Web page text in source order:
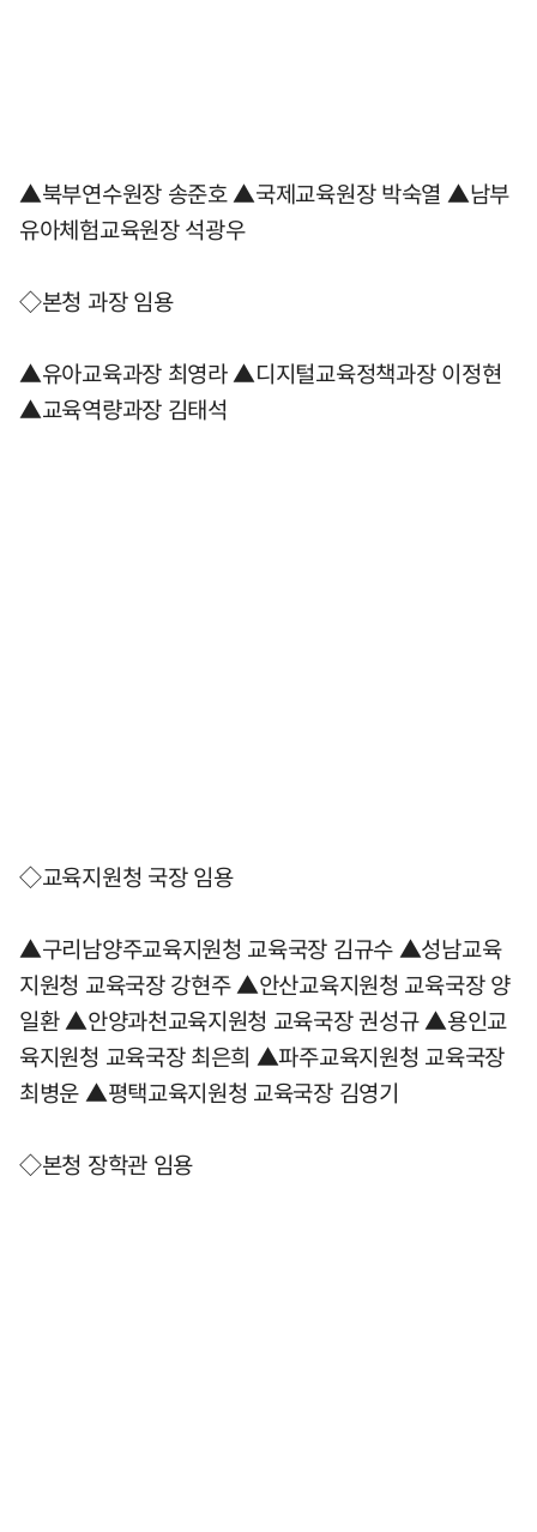
▲북부연수원장 송준호 ▲국제교육원장 박숙열 ▲남부
유아체험교육원장 석광우
◇본청 과장 임용
▲유아교육과장 최영라 ▲디지털교육정책과장 이정현
▲교육역량과장 김태석
◇교육지원청 국장 임용
▲구리남양주교육지원청 교육국장 김규수 ▲성남교육
지원청 교육국장 강현주 ▲안산교육지원청 교육국장 양
일환 ▲안양과천교육지원청 교육국장 권성규 ▲용인교
육지원청 교육국장 최은희 ▲파주교육지원청 교육국장
최병운 ▲평택교육지원청 교육국장 김영기
◇본청 장학관 임용